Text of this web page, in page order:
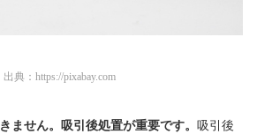
出典： https://pixabay.com
ません。吸引後処置が重要です。 吸引後